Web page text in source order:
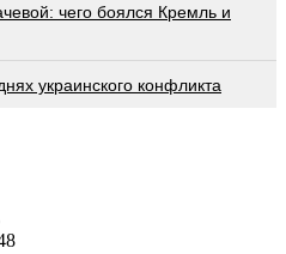
чeгo бoялcя Крeмль и
украинского конфликта